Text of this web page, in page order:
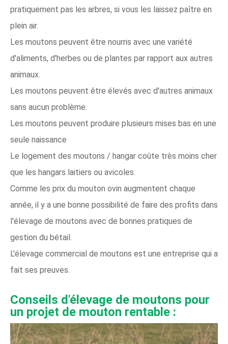
pratiquement pas les arbres, si vous les laissez paître en
plein air.
Les moutons peuvent être nourris avec une variété
d'aliments, d'herbes ou de plantes par rapport aux autres
animaux.
Les moutons peuvent être élevés avec d'autres animaux
sans aucun problème.
Les moutons peuvent produire plusieurs mises bas en une
seule naissance
Le logement des moutons / hangar coûte très moins cher
que les hangars laitiers ou avicoles.
Comme les prix du mouton ovin augmentent chaque
année, il y a une bonne possibilité de faire des profits dans
l'élevage de moutons avec de bonnes pratiques de
gestion du bétail.
L'élevage commercial de moutons est une entreprise qui a
fait ses preuves.
Conseils d'élevage de moutons pour
un projet de mouton rentable :